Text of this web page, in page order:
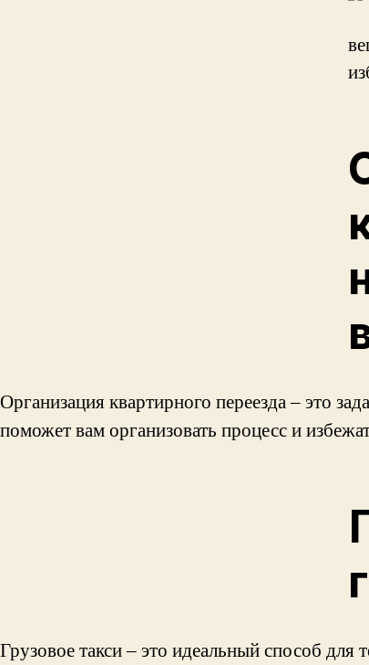
Организация квартирного переезда – это
поможет вам организовать процесс и
Грузовое такси – это идеальный способ для